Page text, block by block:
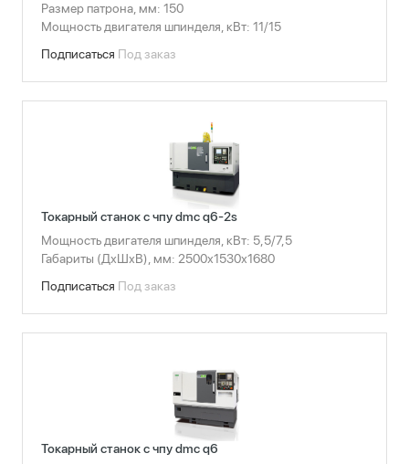
Размер патрона, мм: 150
Мощность двигателя шпинделя, кВт: 11/15
Подписаться Под заказ
Токарный станок с чпу dmc q6-2s
Мощность двигателя шпинделя, кВт: 5,5/7,5
Габариты (ДхШхВ), мм: 2500х1530х1680
Подписаться Под заказ
Токарный станок с чпу dmc q6